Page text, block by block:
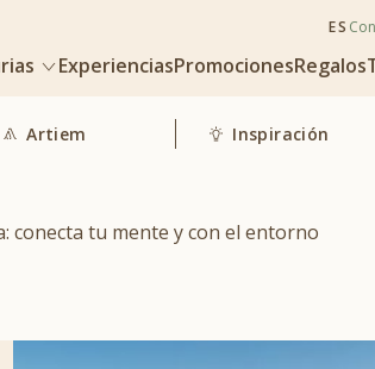
ExperienciasPromocionesRegalos
ES
Artiem Inspiración
conecta tu mente y con el entorno